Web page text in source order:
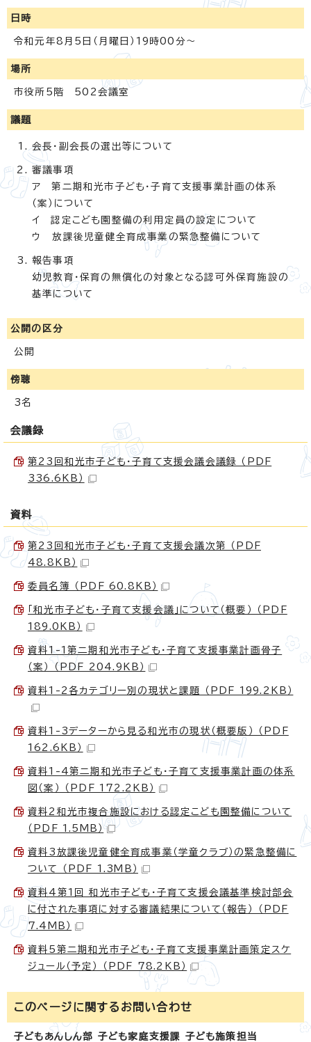
日時
令和元年8月5日（月曜日）19時00分～
場所
市役所5階 502会議室
議題
会長・副会長の選出等について
審議事項
ア 第二期和光市子ども・子育て支援事業計画の体系
（案）について
イ 認定こども園整備の利用定員の設定について
ウ 放課後児童健全育成事業の緊急整備について
報告事項
幼児教育・保育の無償化の対象となる認可外保育施設の
基準について
公開の区分
公開
傍聴
3名
会議録
第23回和光市子ども・子育て支援会議会議録 （PDF
336.6KB）
資料
第23回和光市子ども・子育て支援会議次第 （PDF
48.8KB）
委員名簿 （PDF 60.8KB）
「和光市子ども・子育て支援会議」について（概要） （PDF
189.0KB）
資料1-1第二期和光市子ども・子育て支援事業計画骨子
（案） （PDF 204.9KB）
資料1-2各カテゴリー別の現状と課題 （PDF 199.2KB）
資料1-3データーから見る和光市の現状（概要版） （PDF
162.6KB）
資料1-4第二期和光市子ども・子育て支援事業計画の体系
図（案） （PDF 172.2KB）
資料2和光市複合施設における認定こども園整備について
（PDF 1.5MB）
資料3放課後児童健全育成事業（学童クラブ）の緊急整備に
ついて （PDF 1.3MB）
資料4第1回 和光市子ども・子育て支援会議基準検討部会
に付された事項に対する審議結果について（報告） （PDF
7.4MB）
資料5第二期和光市子ども・子育て支援事業計画策定スケ
ジュール（予定） （PDF 78.2KB）
このページに関する お問い合わせ
子どもあんしん部 子ども家庭支援課 子ども施策担当